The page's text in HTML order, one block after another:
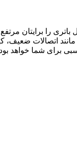
را برایتان
اتصالات ضعیف،